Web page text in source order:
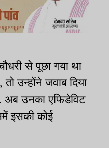
से पूछा गया था
उन्होंने जवाब दिया
अब उनका एफिडेविट
इसकी कोई